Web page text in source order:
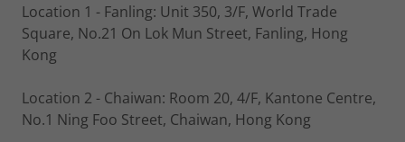
Location 1 - Fanling: Unit 350, 3/F, World Trade
Square, No.21 On Lok Mun Street, Fanling, Hong
Kong
Location 2 - Chaiwan: Room 20, 4/F, Kantone Centre,
No.1 Ning Foo Street, Chaiwan, Hong Kong